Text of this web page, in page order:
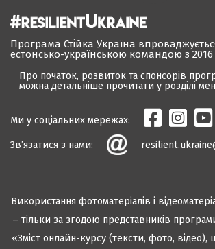
Програма Стійка Україна
естонсько-українською командою з 2016
Про початок, розвиток та спонсорів
можна детальніше прочитати у розділі
Ми у соціальних мережах:
Зв’язатися з нами:
Використання фотоматеріалів і
– тільки за згодою представників
«Зміст онлайн-курсу (тексти, фото,